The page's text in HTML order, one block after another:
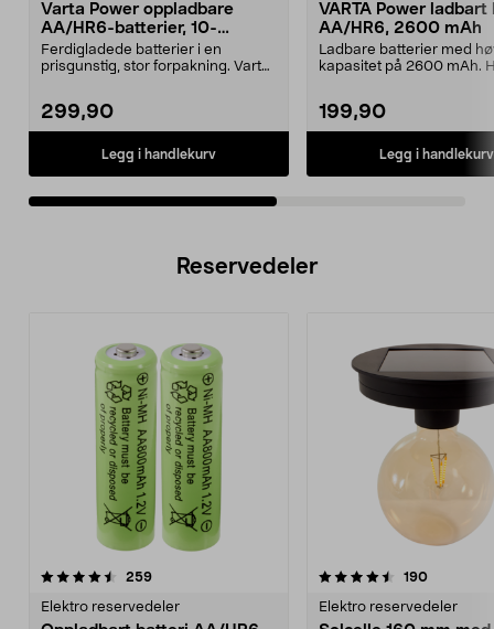
Varta Power oppladbare
AA/HR6-batterier, 10-
pakning
Ferdigladede batterier i en
prisgunstig, stor forpakning. Varta
299,90
Legg i handlekurv
VARTA Power
AA/HR6, 2600 mAh
Ladbare batterier med
kapasitet på 2600 mAh.
199,90
Legg i handlekurv
Reservedeler
259anmeldelser
Elektro reservedeler
4.5av 5 stjerner 190
Elektro reservedeler